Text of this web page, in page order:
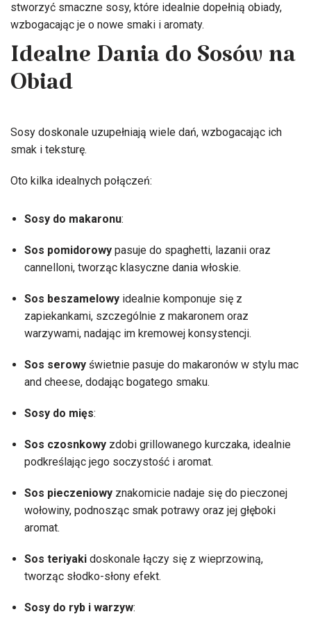
stworzyć smaczne sosy, które idealnie dopełnią obiady,
wzbogacając je o nowe smaki i aromaty.
Idealne Dania do Sosów na
Obiad
Sosy doskonale uzupełniają wiele dań, wzbogacając ich
smak i teksturę.
Oto kilka idealnych połączeń:
Sosy do makaronu:
Sos pomidorowy pasuje do spaghetti, lazanii oraz
cannelloni, tworząc klasyczne dania włoskie.
Sos beszamelowy idealnie komponuje się z
zapiekankami, szczególnie z makaronem oraz
warzywami, nadając im kremowej konsystencji.
Sos serowy świetnie pasuje do makaronów w stylu mac
and cheese, dodając bogatego smaku.
Sosy do mięs:
Sos czosnkowy zdobi grillowanego kurczaka, idealnie
podkreślając jego soczystość i aromat.
Sos pieczeniowy znakomicie nadaje się do pieczonej
wołowiny, podnosząc smak potrawy oraz jej głęboki
aromat.
Sos teriyaki doskonale łączy się z wieprzowiną,
tworząc słodko-słony efekt.
Sosy do ryb i warzyw: